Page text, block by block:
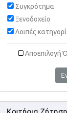
Συγκρότημα
Ξενοδοχείο
Λοιπές
Αποεπιλογή